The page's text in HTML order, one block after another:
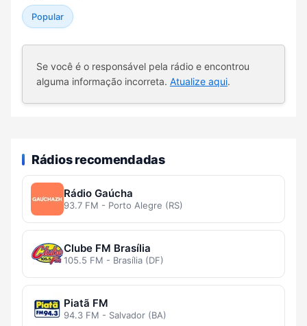
Popular
Se você é o responsável pela rádio e encontrou
alguma informação incorreta. Atualize aqui.
Rádios recomendadas
Rádio Gaúcha
93.7 FM - Porto Alegre (RS)
Clube FM Brasília
105.5 FM - Brasília (DF)
Piatã FM
94.3 FM - Salvador (BA)